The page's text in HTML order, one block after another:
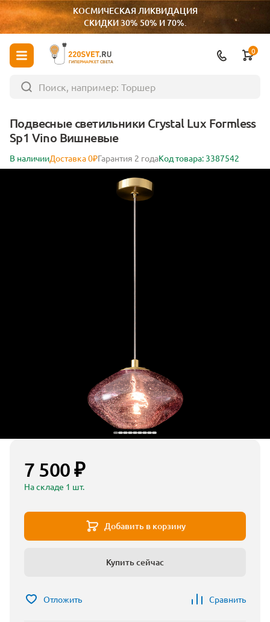
КОСМИЧЕСКАЯ ЛИКВИДАЦИЯ
СКИДКИ 30% 50% И 70%.
ГИПЕРМАРКЕТ СВЕТА
0
Подвесные светильники Crystal Lux Formless
Sp1 Vino Вишневые
В наличииДоставка 0₽Гарантия 2 годаКод товара: 3387542
7 500 ₽
На складе 1 шт.
Добавить в корзину
Купить сейчас
Отложить Сравнить